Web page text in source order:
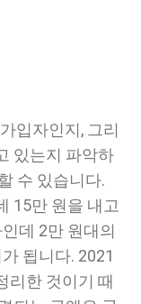
입자인지, 그리
있는지 파악하
수 있습니다.
15만 원을 내고
데 2만 원대의
됩니다. 2021
리한 것이기 때